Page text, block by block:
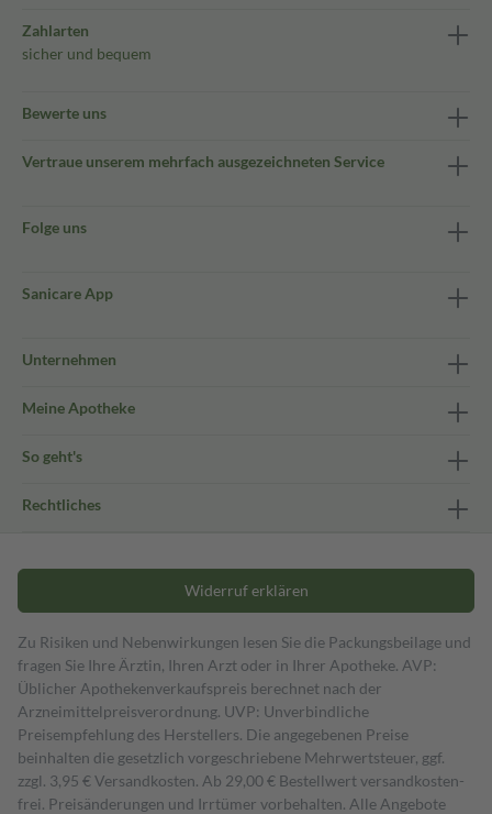
Zahlarten
sicher und bequem
Bewerte uns
Vertraue unserem mehrfach ausgezeichneten Service
Folge uns
Sanicare App
Unternehmen
Meine Apotheke
So geht's
Rechtliches
Widerruf erklären
Zu Risiken und Nebenwirkungen lesen Sie die Packungsbeilage und
fragen Sie Ihre Ärztin, Ihren Arzt oder in Ihrer Apotheke. AVP:
Üblicher Apothekenverkaufspreis berechnet nach der
Arzneimittelpreisverordnung. UVP: Unverbindliche
Preisempfehlung des Herstellers. Die angegebenen Preise
beinhalten die gesetzlich vorgeschriebene Mehrwertsteuer, ggf.
zzgl. 3,95 € Versandkosten. Ab 29,00 € Bestell­wert versand­kosten­
frei. Preisänderungen und Irrtümer vorbehalten. Alle Angebote